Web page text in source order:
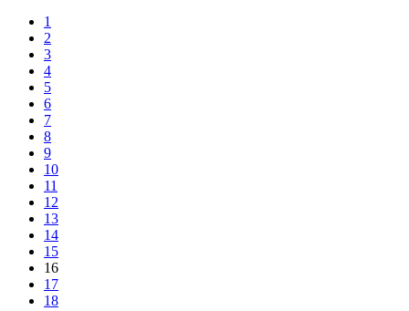
1
2
3
4
5
6
7
8
9
10
11
12
13
14
15
16
17
18